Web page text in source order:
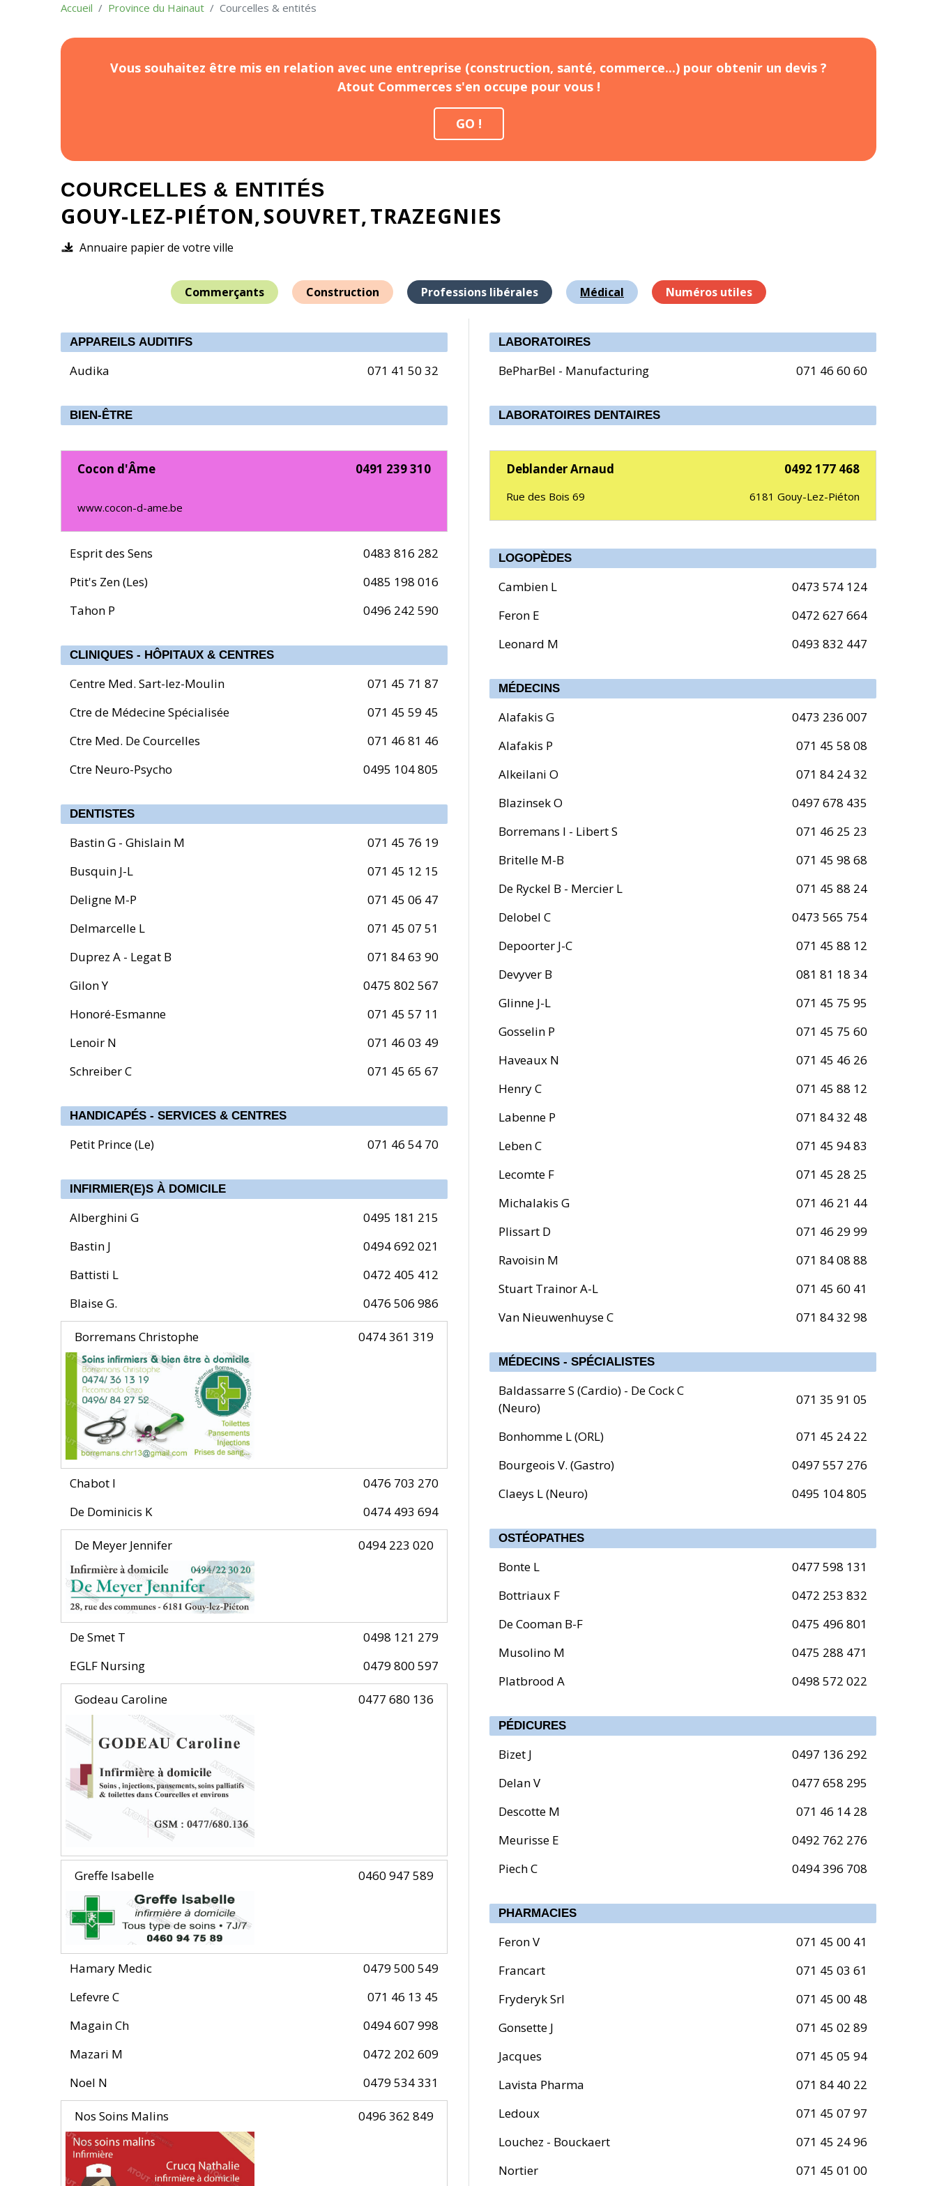
Accueil Province du Hainaut Courcelles & entités
Vous souhaitez être mis en relation avec une entreprise (construction, santé, commerce...) pour obtenir un devis ?
Atout Commerces s'en occupe pour vous !
GO !
COURCELLES & ENTITÉS
GOUY-LEZ-PIÉTON SOUVRET TRAZEGNIES
Annuaire papier de votre ville
Commerçants Construction Professions libérales Médical Numéros utiles
APPAREILS AUDITIFS
Audika 071 41 50 32
BIEN-ÊTRE
Cocon d'Âme 0491 239 310
www.cocon-d-ame.be
Esprit des Sens
0483 816 282
Ptit's Zen (Les)
0485 198 016
Tahon P
0496 242 590
CLINIQUES - HÔPITAUX & CENTRES
Centre Med. Sart-lez-Moulin
071 45 71 87
Ctre de Médecine Spécialisée
071 45 59 45
Ctre Med. De Courcelles
071 46 81 46
Ctre Neuro-Psycho
0495 104 805
DENTISTES
Bastin G - Ghislain M
071 45 76 19
Busquin J-L
071 45 12 15
Deligne M-P
071 45 06 47
Delmarcelle L
071 45 07 51
Duprez A - Legat B
071 84 63 90
Gilon Y
0475 802 567
Honoré-Esmanne
071 45 57 11
Lenoir N
071 46 03 49
Schreiber C
071 45 65 67
HANDICAPÉS - SERVICES & CENTRES
Petit Prince (Le) 071 46 54 70
INFIRMIER(E)S À DOMICILE
Alberghini G
0495 181 215
Bastin J
0494 692 021
Battisti L
0472 405 412
Blaise G.
0476 506 986
Borremans Christophe 0474 361 319
Chabot I
0476 703 270
De Dominicis K
0474 493 694
De Meyer Jennifer 0494 223 020
De Smet T
0498 121 279
EGLF Nursing
0479 800 597
Godeau Caroline 0477 680 136
Greffe Isabelle 0460 947 589
Hamary Medic
0479 500 549
Lefevre C
071 46 13 45
Magain Ch
0494 607 998
Mazari M
0472 202 609
Noel N
0479 534 331
Nos Soins Malins 0496 362 849
LABORATOIRES
BePharBel - Manufacturing 071 46 60 60
LABORATOIRES DENTAIRES
Deblander Arnaud 0492 177 468
Rue des Bois 69 6181 Gouy-Lez-Piéton
LOGOPÈDES
Cambien L
0473 574 124
Feron E
0472 627 664
Leonard M
0493 832 447
MÉDECINS
Alafakis G
0473 236 007
Alafakis P
071 45 58 08
Alkeilani O
071 84 24 32
Blazinsek O
0497 678 435
Borremans I - Libert S
071 46 25 23
Britelle M-B
071 45 98 68
De Ryckel B - Mercier L
071 45 88 24
Delobel C
0473 565 754
Depoorter J-C
071 45 88 12
Devyver B
081 81 18 34
Glinne J-L
071 45 75 95
Gosselin P
071 45 75 60
Haveaux N
071 45 46 26
Henry C
071 45 88 12
Labenne P
071 84 32 48
Leben C
071 45 94 83
Lecomte F
071 45 28 25
Michalakis G
071 46 21 44
Plissart D
071 46 29 99
Ravoisin M
071 84 08 88
Stuart Trainor A-L
071 45 60 41
Van Nieuwenhuyse C
071 84 32 98
MÉDECINS - SPÉCIALISTES
Baldassarre S (Cardio) - De Cock C
(Neuro)
071 35 91 05
Bonhomme L (ORL)
071 45 24 22
Bourgeois V. (Gastro)
0497 557 276
Claeys L (Neuro)
0495 104 805
OSTÉOPATHES
Bonte L
0477 598 131
Bottriaux F
0472 253 832
De Cooman B-F
0475 496 801
Musolino M
0475 288 471
Platbrood A
0498 572 022
PÉDICURES
Bizet J
0497 136 292
Delan V
0477 658 295
Descotte M
071 46 14 28
Meurisse E
0492 762 276
Piech C
0494 396 708
PHARMACIES
Feron V
071 45 00 41
Francart
071 45 03 61
Fryderyk Srl
071 45 00 48
Gonsette J
071 45 02 89
Jacques
071 45 05 94
Lavista Pharma
071 84 40 22
Ledoux
071 45 07 97
Louchez - Bouckaert
071 45 24 96
Nortier
071 45 01 00